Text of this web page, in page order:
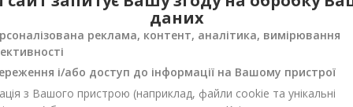
до квітів — торт як подарунок
незабутню атмосферу. Але букет квітів з тортом
якщо ви збираєтесь в гості, готуєтесь до побачення
свята.
даних
реклама, контент, аналітика, вимірювання
і/або доступ до інформації на Вашому пристрої
з Вашого пристрою (наприклад, файли cookie та унікальні